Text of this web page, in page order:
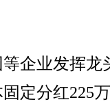
企业发挥龙
定分红225